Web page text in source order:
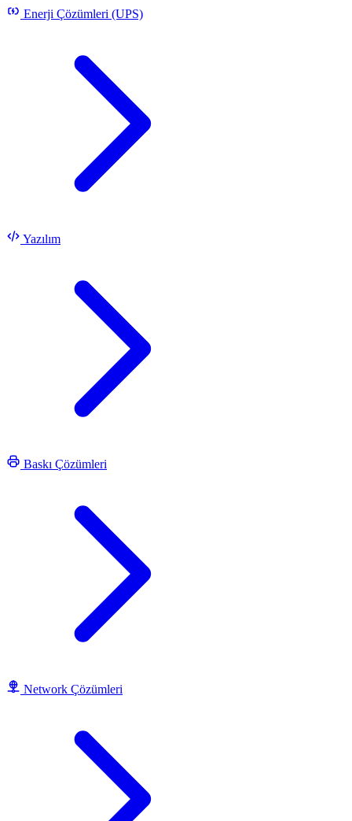
Enerji Çözümleri (UPS)
Yazılım
Baskı Çözümleri
Network Çözümleri